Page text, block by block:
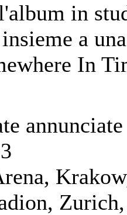
in
a
In